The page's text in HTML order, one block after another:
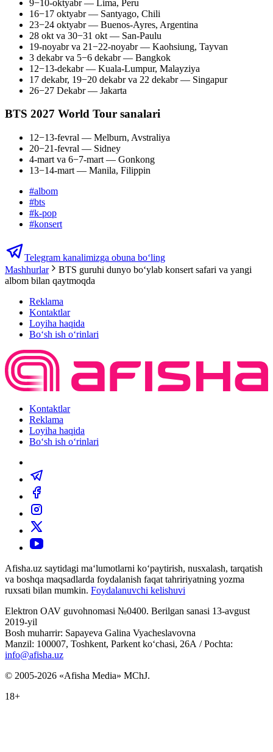
9−10-oktyabr — Lima, Peru
16−17 oktyabr — Santyago, Chili
23−24 oktyabr — Buenos-Ayres, Argentina
28 okt va 30−31 okt — San-Paulu
19-noyabr va 21−22-noyabr — Kaohsiung, Tayvan
3 dekabr va 5−6 dekabr — Bangkok
12−13-dekabr — Kuala-Lumpur, Malayziya
17 dekabr, 19−20 dekabr va 22 dekabr — Singapur
26−27 Dekabr — Jakarta
BTS 2027 World Tour sanalari
12−13-fevral — Melburn, Avstraliya
20−21-fevral — Sidney
4-mart va 6−7-mart — Gonkong
13−14-mart — Manila, Filippin
#albom
#bts
#k-pop
#konsert
Telegram kanalimizga obuna bo‘ling
Mashhurlar
BTS guruhi dunyo bo‘ylab konsert safari va yangi
albom bilan qaytmoqda
Reklama
Kontaktlar
Loyiha haqida
Bo‘sh ish o‘rinlari
Kontaktlar
Reklama
Loyiha haqida
Bo‘sh ish o‘rinlari
Afisha.uz saytidagi ma‘lumotlarni ko‘paytirish, nusxalash, tarqatish
va boshqa maqsadlarda foydalanish faqat tahririyatning yozma
ruxsati bilan mumkin. Foydalanuvchi kelishuvi
Elektron OAV guvohnomasi №0400. Berilgan sanasi 13-avgust
2019-yil
Bosh muharrir: Sapayeva Galina Vyacheslavovna
Manzil: 100007, Toshkent, Parkent ko‘chasi, 26А / Pochta:
info@afisha.uz
© 2005-2026 «Afisha Media» MChJ.
18+